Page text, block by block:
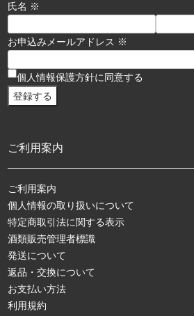
氏名 ※
お申込みメールアドレス ※
個人情報保護方針に同意する
ご利用案内
ご利用案内
個人情報の取り扱いについて
特定商取引法に関する表示
酒類販売管理者標識
発送について
返品・交換について
お支払い方法
利用規約